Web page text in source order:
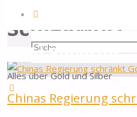
Suchen
nach:
Gold-Reporter
Alles über Gold und Silber
Schlagwort:
Chinas Regierung